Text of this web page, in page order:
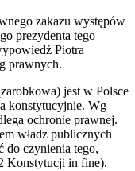
zakazu występów
prezydenta tego
Piotra
prawnych.
jest w Polsce
konstytucyjnie. Wg
ochronie prawnej.
władz publicznych
do czynienia tego,
Konstytucji in fine).